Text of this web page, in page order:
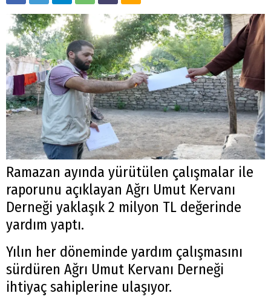
Ramazan ayında yürütülen çalışmalar ile
raporunu açıklayan Ağrı Umut Kervanı
Derneği yaklaşık 2 milyon TL değerinde
yardım yaptı.
Yılın her döneminde yardım çalışmasını
sürdüren Ağrı Umut Kervanı Derneği
ihtiyaç sahiplerine ulaşıyor.